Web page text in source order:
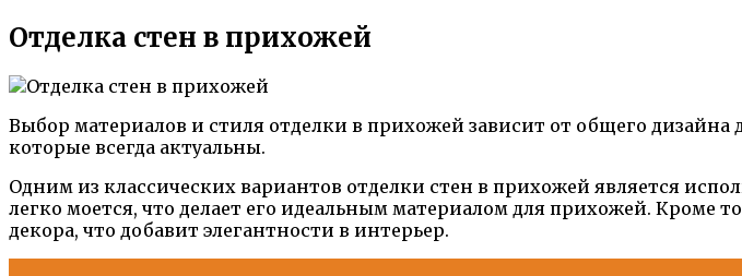
Отделка стен в прихожей
Выбор материалов и стиля отделки в прихожей зависит от общего
которые всегда актуальны.
Одним из классических вариантов отделки стен в прихожей является
легко моется, что делает его идеальным материалом для прихожей.
декора, что добавит элегантности в интерьер.